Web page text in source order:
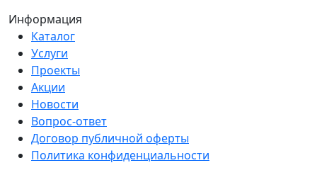
Информация
Каталог
Услуги
Проекты
Акции
Новости
Вопрос-ответ
Договор публичной оферты
Политика конфиденциальности